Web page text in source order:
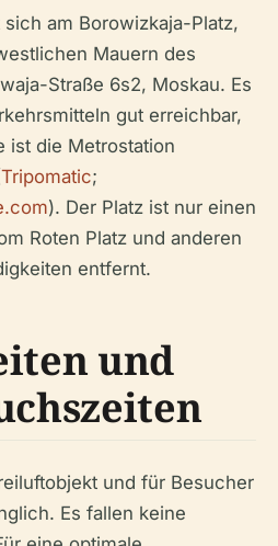
am Borowizkaja-Platz,
Mauern des
Straße 6s2, Moskau. Es
gut erreichbar,
ist die Metrostation
Tripomatic;
). Der Platz ist nur einen
Roten Platz und anderen
entfernt.
und
und für Besucher
Es fallen keine